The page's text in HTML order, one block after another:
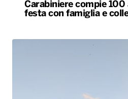
Carabiniere compie 100
festa con famiglia e